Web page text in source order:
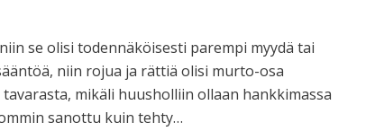
se olisi todennäköisesti parempi myydä tai
niin rojua ja rättiä olisi murto-osa
mikäli huusholliin ollaan hankkimassa
sanottu kuin tehty…